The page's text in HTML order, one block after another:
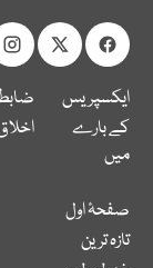
ایکسپریس
کے بارے
میں
صفحۂ اول
تازہ ترین